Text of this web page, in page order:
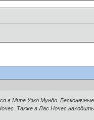
в Мире Уэко Мундо.
Также в Лас Ночес